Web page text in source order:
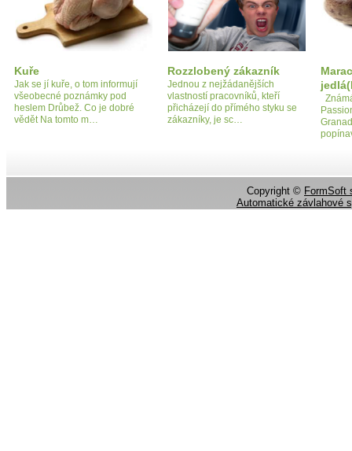
Kuře
Jak se jí kuře, o tom informují
všeobecné poznámky pod
heslem Drůbež. Co je dobré
vědět Na tomto m…
Rozzlobený zákazník
Jednou z nejžádanějších
vlastností pracovníků, kteří
přicházejí do přímého styku se
zákazníky, je sc…
Copyright © FormSoft
Automatické závlahové